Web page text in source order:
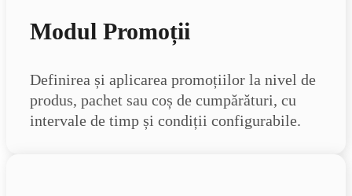
Modul Promoții
Definirea și aplicarea promoțiilor la nivel de
produs, pachet sau coș de cumpărături, cu
intervale de timp și condiții configurabile.